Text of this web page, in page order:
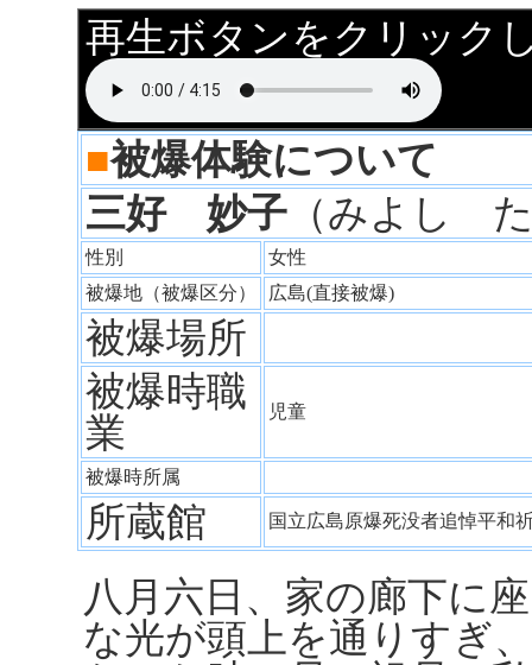
再生ボタンをクリック
■被爆体験について
三好 妙子 （みよし
性別
女性
被爆地（被爆区分）
広島(直接被爆)
被爆場所
被爆時職
業
児童
被爆時所属
所蔵館 国立広島原爆死没者追悼平
八月六日、家の廊下に
な光が頭上を通りすぎ